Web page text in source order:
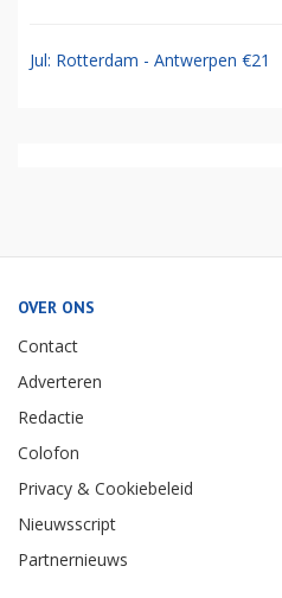
Jul: Rotterdam - Antwerpen €21
OVER ONS
Contact
Adverteren
Redactie
Colofon
Privacy & Cookiebeleid
Nieuwsscript
Partnernieuws